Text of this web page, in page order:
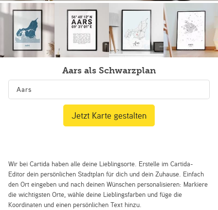
Aars als Schwarzplan
Wir bei Cartida haben alle deine Lieblingsorte. Erstelle im Cartida-
Editor dein persönlichen Stadtplan für dich und dein Zuhause. Einfach
den Ort eingeben und nach deinen Wünschen personalisieren: Markiere
die wichtigsten Orte, wähle deine Lieblingsfarben und füge die
Koordinaten und einen persönlichen Text hinzu.
Jetzt Karte gestalten